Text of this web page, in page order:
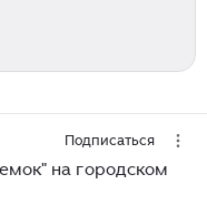
Подписаться
на городском